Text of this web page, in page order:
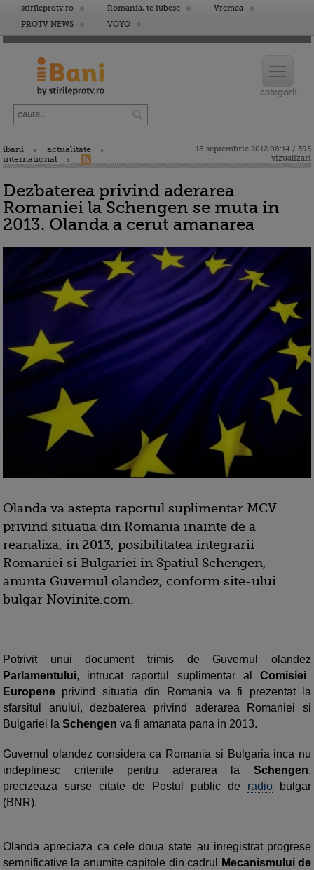
stirileprotv.ro Romania, te iubesc
Vremea
PROTV NEWS
VOYO
ibani
actualitate
international
18 septembrie 2012 08:14 / 395
vizualizari
Dezbaterea privind aderarea
Romaniei la Schengen se muta in
2013. Olanda a cerut amanarea
Olanda va astepta raportul suplimentar MCV
privind situatia din Romania inainte de a
reanaliza, in 2013, posibilitatea integrarii
Romaniei si Bulgariei in Spatiul Schengen,
anunta Guvernul olandez, conform site-ului
bulgar Novinite.com.
Potrivit unui document trimis de Guvernul olandez
Parlamentului, intrucat raportul suplimentar al Comisiei
Europene privind situatia din Romania va fi prezentat la
sfarsitul anului, dezbaterea privind aderarea Romaniei si
Bulgariei la Schengen va fi amanata pana in 2013.
Guvernul olandez considera ca Romania si Bulgaria inca nu
indeplinesc criteriile pentru aderarea la Schengen,
precizeaza surse citate de Postul public de radio bulgar
(BNR).
Olanda apreciaza ca cele doua state au inregistrat progrese
semnificative la anumite capitole din cadrul
Mecanismului de